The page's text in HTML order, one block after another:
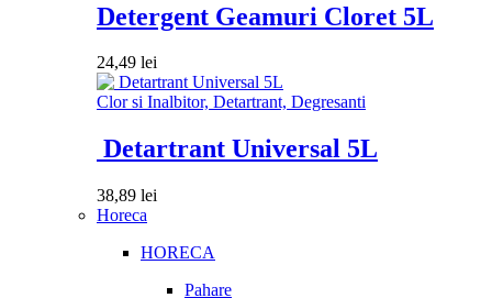
Detergent Geamuri Cloret 5L
24,49 lei
Clor si Inalbitor, Detartrant, Degresanti
Detartrant Universal 5L
38,89 lei
Horeca
HORECA
Pahare